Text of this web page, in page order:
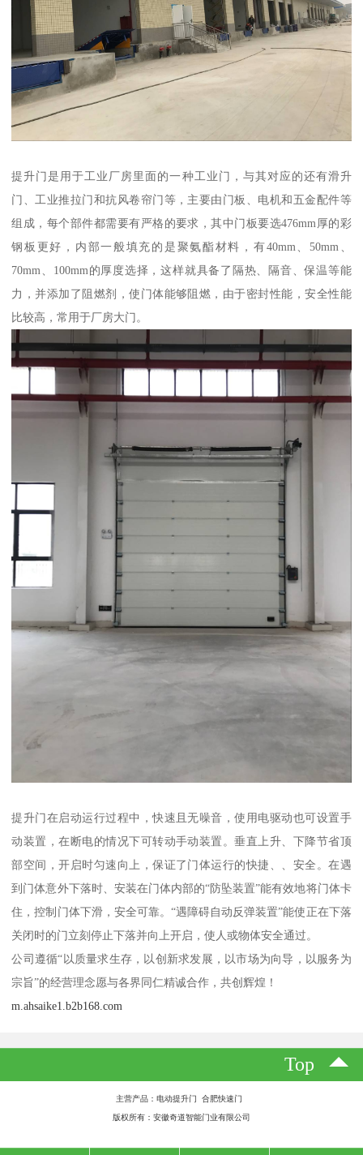
提升门是用于工业厂房里面的一种工业门，与其对应的还有滑升
门、工业推拉门和抗风卷帘门等，主要由门板、电机和五金配件等
组成，每个部件都需要有严格的要求，其中门板要选476mm厚的彩
钢板更好，内部一般填充的是聚氨酯材料，有40mm、50mm、
70mm、100mm的厚度选择，这样就具备了隔热、隔音、保温等能
力，并添加了阻燃剂，使门体能够阻燃，由于密封性能，安全性能
比较高，常用于厂房大门。
提升门在启动运行过程中，快速且无噪音，使用电驱动也可设置手
动装置，在断电的情况下可转动手动装置。垂直上升、下降节省顶
部空间，开启时匀速向上，保证了门体运行的快捷、、安全。在遇
到门体意外下落时、安装在门体内部的“防坠装置”能有效地将门体卡
住，控制门体下滑，安全可靠。“遇障碍自动反弹装置”能使正在下落
关闭时的门立刻停止下落并向上开启，使人或物体安全通过。
公司遵循“以质量求生存，以创新求发展，以市场为向导，以服务为
宗旨”的经营理念愿与各界同仁精诚合作，共创辉煌！
m.ahsaike1.b2b168.com
Top
主营产品：电动提升门 合肥快速门
版权所有：安徽奇道智能门业有限公司